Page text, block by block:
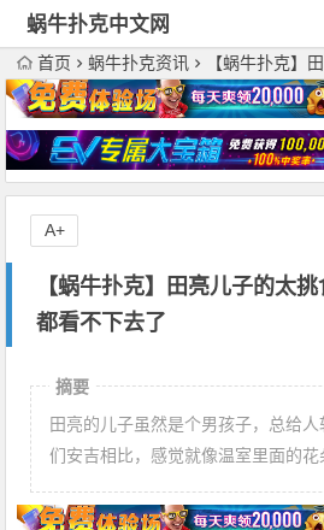
蜗牛扑克中文网
首页 蜗牛扑克资讯 【蜗牛扑克】田亮儿
【蜗牛扑克】田亮儿子的太
都看不下去了
A+
摘要
田亮的儿子虽然是个男孩子，总给
们安吉相比，感觉就像温室里面的花